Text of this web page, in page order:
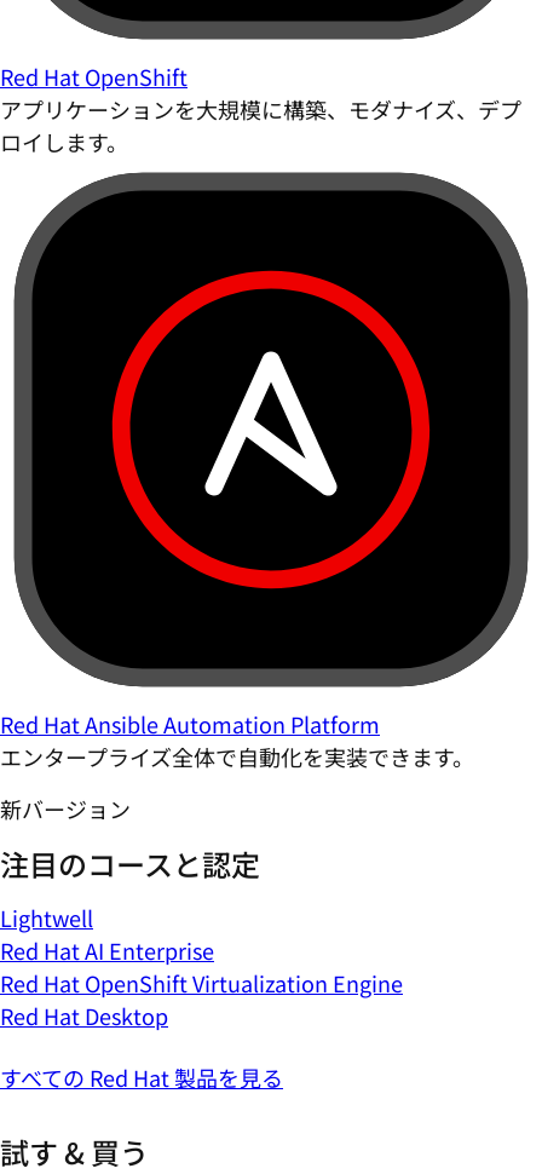
Red Hat OpenShift
アプリケーションを大規模に構築、モダナイズ、デプ
ロイします。
Red Hat Ansible Automation Platform
エンタープライズ全体で自動化を実装できます。
新バージョン
注目のコースと認定
Lightwell
Red Hat AI Enterprise
Red Hat OpenShift Virtualization Engine
Red Hat Desktop
すべての Red Hat 製品を見る
試す & 買う